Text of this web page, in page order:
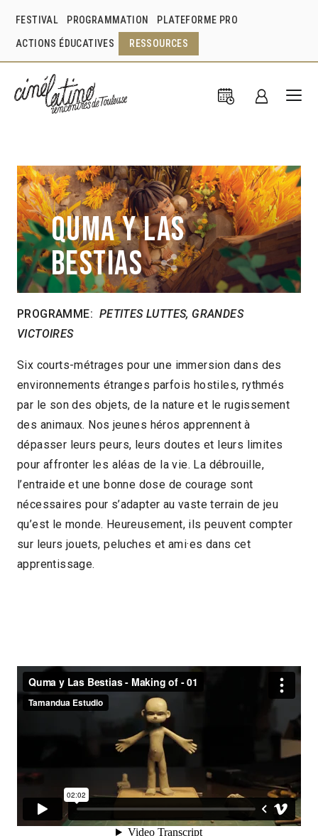
FESTIVAL PROGRAMMATION PLATEFORME PRO
ACTIONS ÉDUCATIVES RESSOURCES
Quma y las
bestias
Javier Ignacio Luna Crook Iván Stur
2021 > Jeune public
PROGRAMME: PETITES LUTTES, GRANDES
VICTOIRES
Six courts-métrages pour une immersion dans des
environnements étranges parfois hostiles, rythmés
par le son des objets, de la nature et le rugissement
des animaux. Nos jeunes héros apprennent à
dépasser leurs peurs, leurs doutes et leurs limites
pour affronter les aléas de la vie. La débrouille,
l’entraide et une bonne dose de courage sont
nécessaires pour s’adapter au vaste terrain de jeu
qu’est le monde. Heureusement, ils peuvent compter
sur leurs jouets, peluches et ami·es dans cet
apprentissage.